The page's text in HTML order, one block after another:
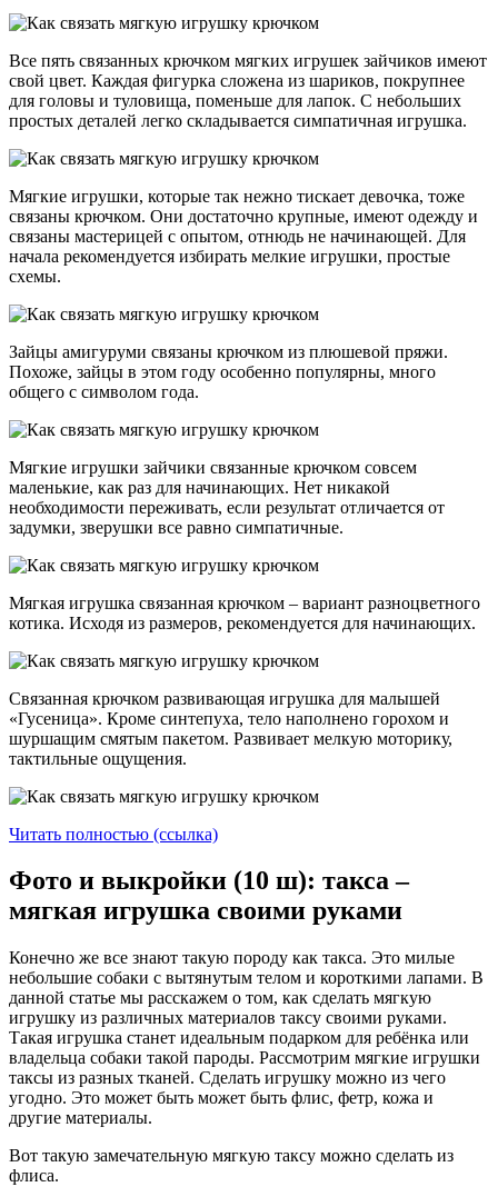
Все пять связанных крючком мягких игрушек зайчиков имеют
свой цвет. Каждая фигурка сложена из шариков, покрупнее
для головы и туловища, поменьше для лапок. С небольших
простых деталей легко складывается симпатичная игрушка.
Мягкие игрушки, которые так нежно тискает девочка, тоже
связаны крючком. Они достаточно крупные, имеют одежду и
связаны мастерицей с опытом, отнюдь не начинающей. Для
начала рекомендуется избирать мелкие игрушки, простые
схемы.
Зайцы амигуруми связаны крючком из плюшевой пряжи.
Похоже, зайцы в этом году особенно популярны, много
общего с символом года.
Мягкие игрушки зайчики связанные крючком совсем
маленькие, как раз для начинающих. Нет никакой
необходимости переживать, если результат отличается от
задумки, зверушки все равно симпатичные.
Мягкая игрушка связанная крючком – вариант разноцветного
котика. Исходя из размеров, рекомендуется для начинающих.
Связанная крючком развивающая игрушка для малышей
«Гусеница». Кроме синтепуха, тело наполнено горохом и
шуршащим смятым пакетом. Развивает мелкую моторику,
тактильные ощущения.
Читать полностью (ссылка)
Фото и выкройки (10 ш): такса –
мягкая игрушка своими руками
Конечно же все знают такую породу как такса. Это милые
небольшие собаки с вытянутым телом и короткими лапами. В
данной статье мы расскажем о том, как сделать мягкую
игрушку из различных материалов таксу своими руками.
Такая игрушка станет идеальным подарком для ребёнка или
владельца собаки такой пароды. Рассмотрим мягкие игрушки
таксы из разных тканей. Сделать игрушку можно из чего
угодно. Это может быть может быть флис, фетр, кожа и
другие материалы.
Вот такую замечательную мягкую таксу можно сделать из
флиса.